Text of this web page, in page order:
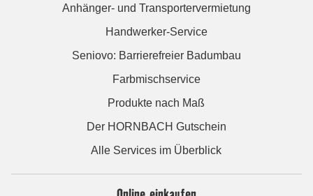
Anhänger- und Transportervermietung
Handwerker-Service
Seniovo: Barrierefreier Badumbau
Farbmischservice
Produkte nach Maß
Der HORNBACH Gutschein
Alle Services im Überblick